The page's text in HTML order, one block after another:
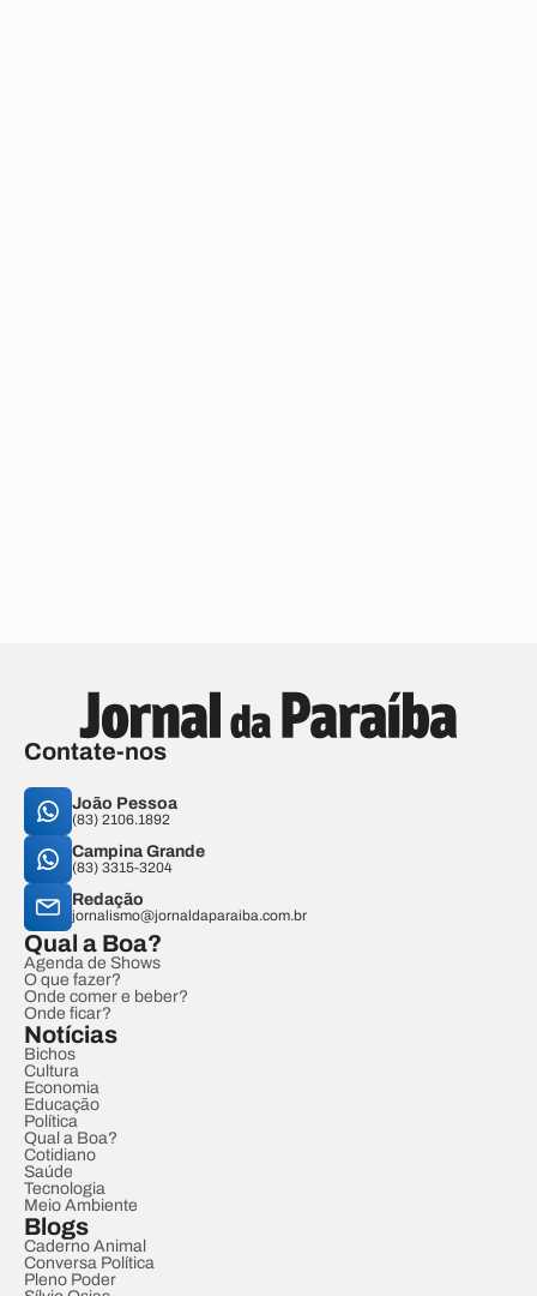
Contate-nos
João Pessoa
(83) 2106.1892
Campina Grande
(83) 3315-3204
Redação
jornalismo@jornaldaparaiba.com.br
Qual a Boa?
Agenda de Shows
O que fazer?
Onde comer e beber?
Onde ficar?
Notícias
Bichos
Cultura
Economia
Educação
Política
Qual a Boa?
Cotidiano
Saúde
Tecnologia
Meio Ambiente
Blogs
Caderno Animal
Conversa Política
Pleno Poder